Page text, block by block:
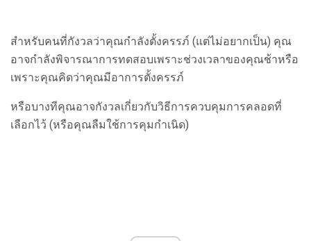
สำหรับคนที่กังวลว่าคุณกำลังตั้งครรภ์ (แต่ไม่อยากเป็น) คุณ
อาจกำลังพิจารณาการทดสอบเพราะช่วงเวลาของคุณช้าหรือ
เพราะคุณคิดว่าคุณมีอาการตั้งครรภ์
หรือบางทีคุณอาจกังวลเกี่ยวกับวิธีการควบคุมการคลอดที่
เลือกไว้ (หรือคุณลืมใช้การคุมกำเนิด)